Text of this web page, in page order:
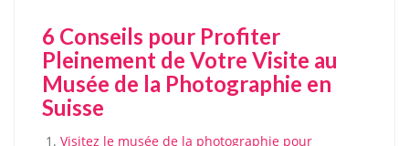
6 Conseils pour Profiter
Pleinement de Votre Visite au
Musée de la Photographie en
Suisse
Visitez le musée de la photographie pour